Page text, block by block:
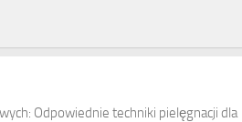
Odpowiednie techniki pielęgnacji dla